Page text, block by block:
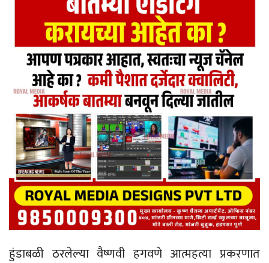
हुंडाबळी ठरलेल्या वैष्णवी हगवणे आत्महत्या प्रकरणात